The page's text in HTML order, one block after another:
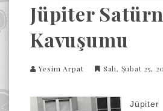
Jüpiter Satürn
Kavuşumu
Yesim Arpat Salı, Şubat 25,